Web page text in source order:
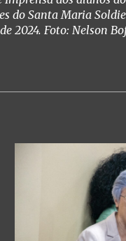
do Santa Maria
2024. Foto: Nelson